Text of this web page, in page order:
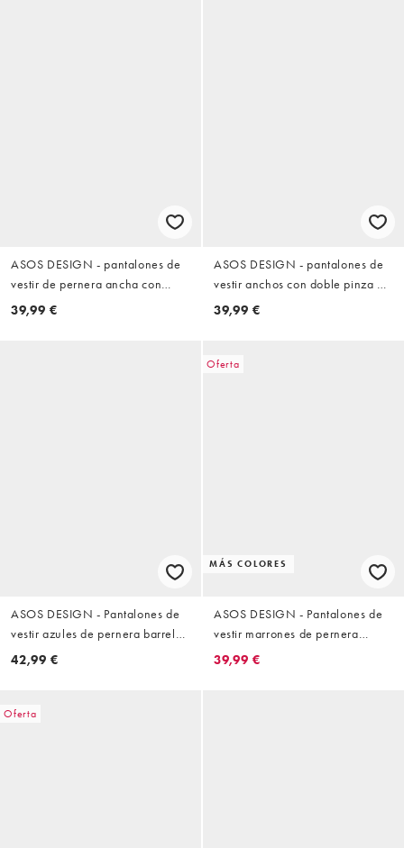
ASOS DESIGN - pantalones de
vestir de pernera ancha con
doble pinza en piedra
39,99 €
ASOS DESIGN - pantalones de
vestir anchos con doble pinza en
azul marino
39,99 €
ASOS DESIGN - Pantalones de
vestir azules de pernera barrel
ancha con pinzas
42,99 €
Oferta
MÁS COLORES
ASOS DESIGN - Pantalones de
vestir marrones de pernera
barrel con cinturón de tejido
39,99 €
Oferta